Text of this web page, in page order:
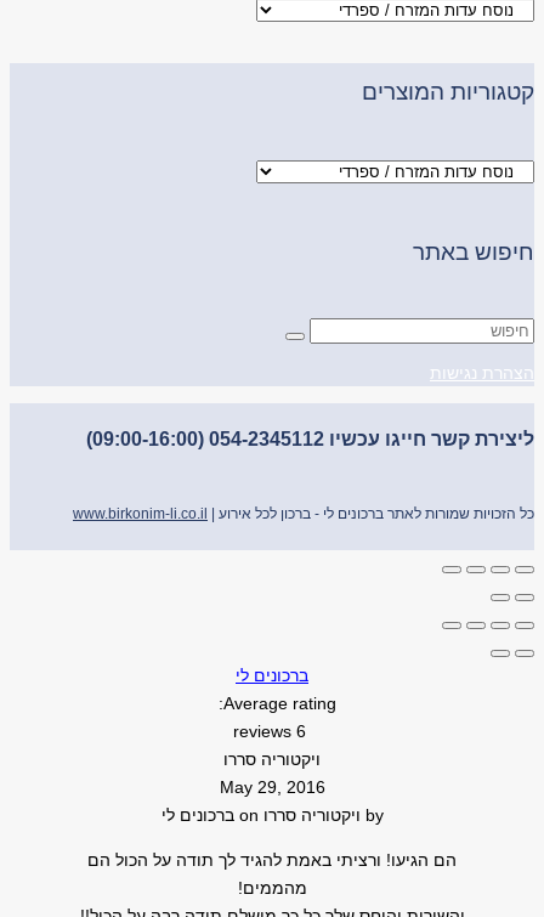
קטגוריות המוצרים
חיפוש באתר
הצהרת נגישות
ליצירת קשר חייגו עכשיו 054-2345112 (09:00-16:00)
כל הזכויות שמורות לאתר ברכונים לי - ברכון לכל אירוע | www.birkonim-li.co.il
ברכונים לי
Average rating:
6 reviews
ויקטוריה סררו
May 29, 2016
by ויקטוריה סררו ברכונים לי
הם הגיעו! ורציתי באמת להגיד לך תודה על הכול הם
מהממים!